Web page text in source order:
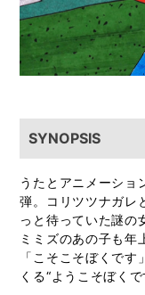
SYNOPSIS
うたとアニメーショ
弾。コリツツナガレ
っと待っていた謎の
ミミズのあの子も年
「こそこそぼくで
くる“ようこそぼく